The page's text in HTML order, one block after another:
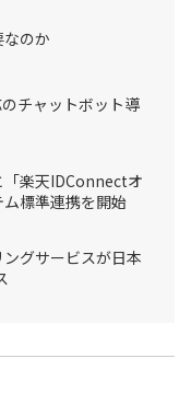
のか
チャットボット導
楽天IDConnectオ
標準連携を開始
グサービスが日本